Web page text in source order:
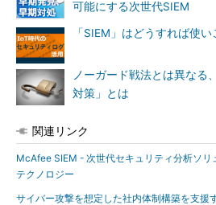
可能にする次世代SIEM
「SIEM」はどうすれば使
ノーガード戦法とは異なる
対策」とは
関連リンク
McAfee SIEM - 次世代セキュリティ分析ソリ
テクノロジー
サイバー攻撃を想定した社内体制構築を支援